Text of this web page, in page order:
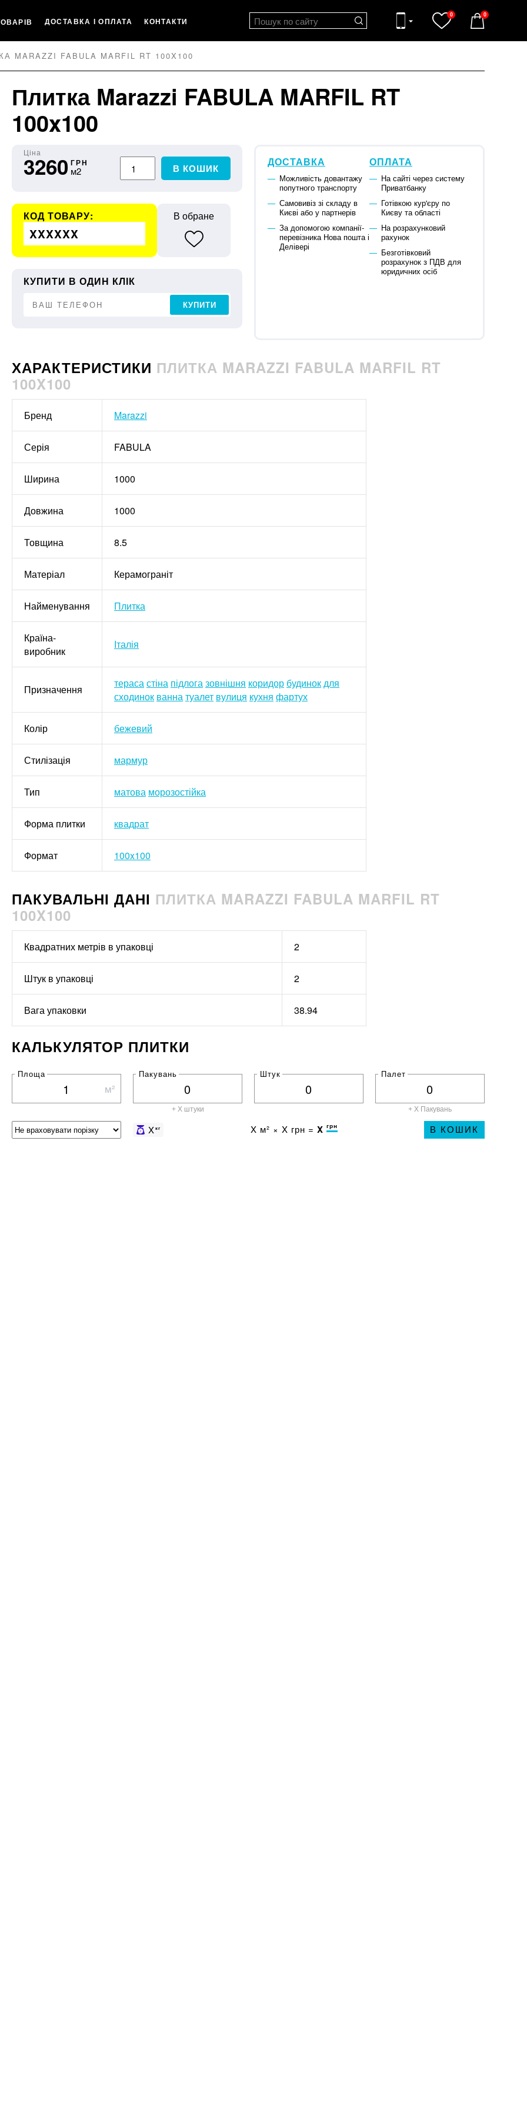
ДОСТАВКА І ОПЛАТА КОНТАКТИ
0 0
MARAZZI FABULA MARFIL RT 100X100
Плитка Marazzi FABULA MARFIL RT
100x100
Ціна
3260 ГРН
м2 В КОШИК
КОД ТОВАРУ:
XXXXXX
В обране
КУПИТИ В ОДИН КЛІК
КУПИТИ
ДОСТАВКА
Можливість довантажу
попутного транспорту
Самовивіз зі складу в
Києві або у партнерів
За допомогою компанії-
перевізника Нова пошта і
Делівері
ОПЛАТА
На сайті через систему
Приватбанку
Готівкою кур'єру по
Києву та області
На розрахунковий
рахунок
Безготівковий
розрахунок з ПДВ для
юридичних осіб
ХАРАКТЕРИСТИКИ ПЛИТКА MARAZZI FABULA MARFIL RT
100X100
Бренд Marazzi
Серія FABULA
Ширина 1000
Довжина 1000
Товщина 8.5
Матеріал Керамограніт
Найменування Плитка
Країна-
виробник
Італія
Призначення терасастіна підлогазовнішня коридор будинокдля
сходинок ваннатуалет вулиця кухня фартух
Колір бежевий
Стилізація мармур
Тип матова морозостійка
Форма плитки квадрат
Формат 100x100
ПАКУВАЛЬНІ ДАНІ ПЛИТКА MARAZZI FABULA MARFIL RT
100X100
Квадратних метрів в упаковці 2
Штук в упаковці 2
Вага упаковки 38.94
КАЛЬКУЛЯТОР ПЛИТКИ
Площа
м²
Пакувань
+ X штуки
Штук Палет
+ X Пакувань
Xкг X м² × X грн = X грн В КОШИК